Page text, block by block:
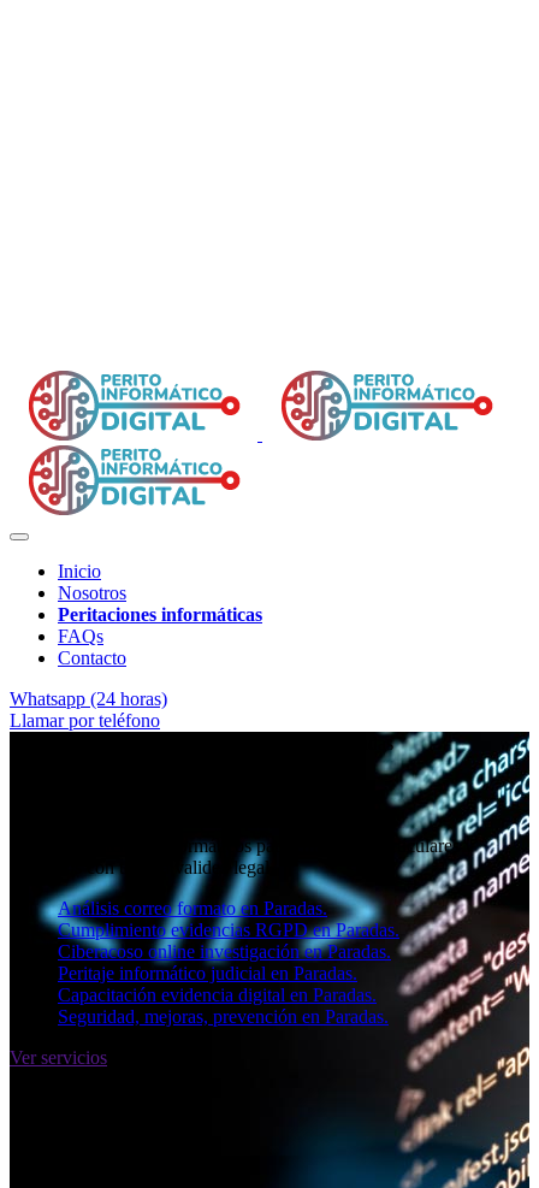
Inicio
Nosotros
Peritaciones informáticas
FAQs
Contacto
Whatsapp (24 horas)
Llamar por teléfono
Paradas
Informes periciales informáticos para empresas, particulares y
abogados con toda la validez legal.
Análisis correo formato en Paradas.
Cumplimiento evidencias RGPD en Paradas.
Ciberacoso online investigación en Paradas.
Peritaje informático judicial en Paradas.
Capacitación evidencia digital en Paradas.
Seguridad, mejoras, prevención en Paradas.
Ver servicios